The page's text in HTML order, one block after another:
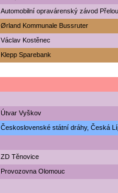
Automobilní opravárenský závod
Ørland Kommunale Bussruter
Václav Kostěnec
Klepp Sparebank
Útvar Vyškov
Československé státní dráhy, Česká
ZD Těnovice
Provozovna Olomouc